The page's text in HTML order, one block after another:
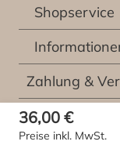
36,00 €
Preise inkl. MwSt.
Shopservice
Zahlung &
* Alle Preise inkl. der
etwaiger Kosten für